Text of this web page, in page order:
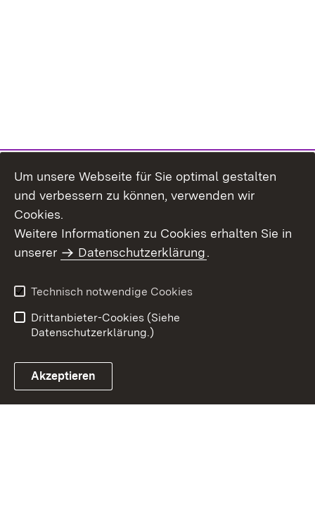
Benutzungshinweise
Erklärung zur
Um unsere Webseite für Sie optimal gestalten
und verbessern zu können, verwenden wir
Cookies.
Weitere Informationen zu Cookies erhalten Sie in
unserer
Datenschutzerklärung.
Technisch notwendige Cookies
Drittanbieter-Cookies (Siehe
Datenschutzerklärung.)
Akzeptieren